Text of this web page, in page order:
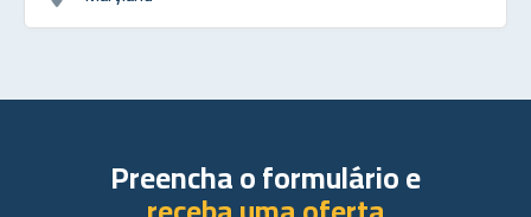
Preencha o formulário e